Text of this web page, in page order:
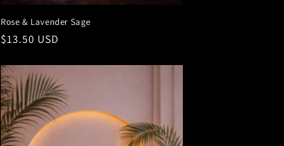
Rose & Lavender Sage
Precio
$13.50 USD